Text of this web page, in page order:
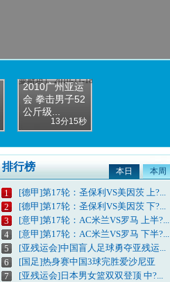
2010广州亚运
会 拳击男子52
公斤级...
13分15秒
排行榜 本日 本周
1
[德甲]第17轮：圣保利VS美因茨 上?...
2
[德甲]第17轮：圣保利VS美因茨 下?...
3
[意甲]第17轮：AC米兰VS罗马 上半?...
4
[意甲]第17轮：AC米兰VS罗马 下半?...
5
[亚残运会]中国盲人足球勇夺亚残运...
6
[国足]热身赛中国3球完胜爱沙尼亚
7
[亚残运会]日本男女篮双双登顶 中?...